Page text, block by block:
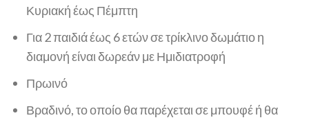
Κυριακή έως Πέμπτη
Για 2 παιδιά έως 6 ετών σε τρίκλινο δωμάτιο η
διαμονή είναι δωρεάν με Ημιδιατροφή
Πρωινό
Βραδινό, το οποίο θα παρέχεται σε μπουφέ ή θα